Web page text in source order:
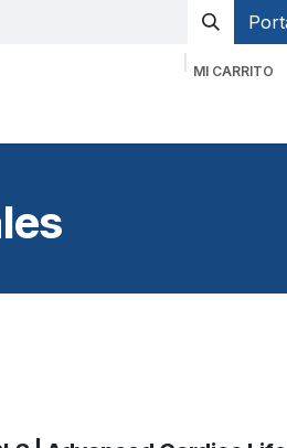
MI CARRITO